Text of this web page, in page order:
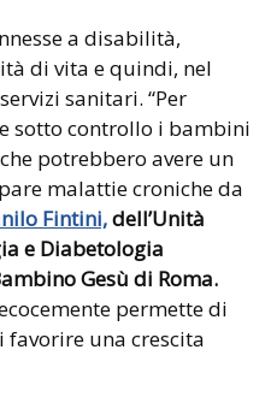
a disabilità,
di vita e quindi, nel
sanitari. “Per
sotto controllo i bambini
potrebbero avere un
malattie croniche da
Fintini,dell’Unità
e Diabetologia
Gesù di Roma.
permette di
favorire una crescita